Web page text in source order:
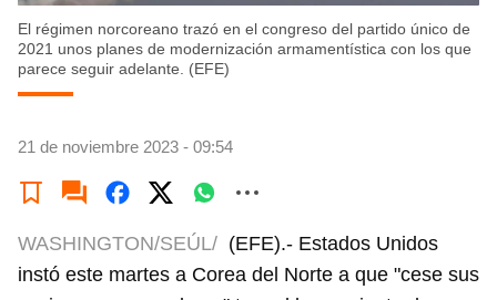
El régimen norcoreano trazó en el congreso del partido único de
2021 unos planes de modernización armamentística con los que
parece seguir adelante. (EFE)
21 de noviembre 2023 - 09:54
WASHINGTON/SEÚL/ (EFE).- Estados Unidos
instó este martes a Corea del Norte a que "cese sus